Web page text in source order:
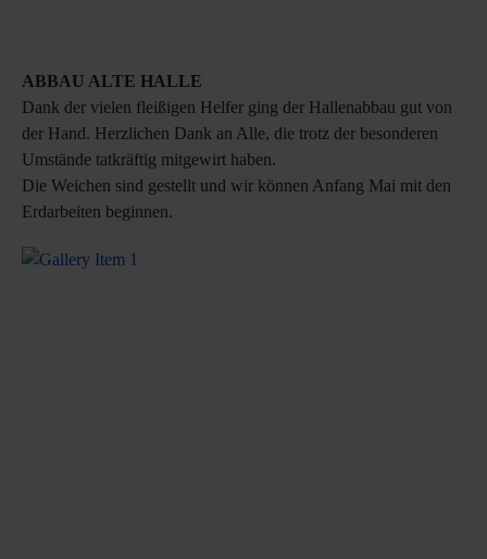
ABBAU ALTE HALLE
Dank der vielen fleißigen Helfer ging der Hallenabbau gut von
der Hand. Herzlichen Dank an Alle, die trotz der besonderen
Umstände tatkräftig mitgewirt haben.
​Die Weichen sind gestellt und wir können Anfang Mai mit den
Erdarbeiten beginnen.